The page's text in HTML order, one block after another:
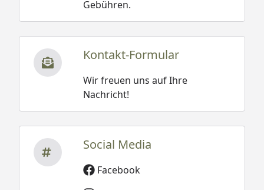
Gebühren.
Kontakt-Formular
Wir freuen uns auf Ihre
Nachricht!
Social Media
Facebook